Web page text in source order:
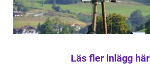
Läs fler inlägg här